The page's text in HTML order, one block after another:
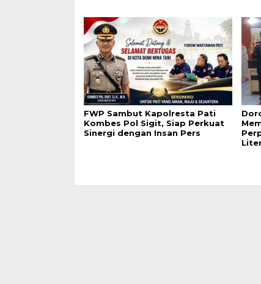
FWP Sambut Kapolresta Pati
Kombes Pol Sigit, Siap Perkuat
Sinergi dengan Insan Pers